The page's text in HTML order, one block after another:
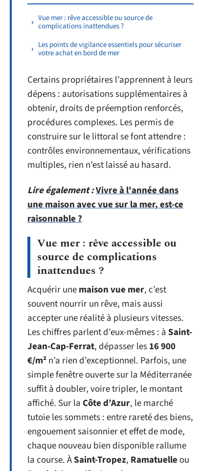
Vue mer : rêve accessible ou source de
complications inattendues ?
Les points de vigilance essentiels pour sécuriser
votre achat en bord de mer
Certains propriétaires l’apprennent à leurs
dépens : autorisations supplémentaires à
obtenir, droits de préemption renforcés,
procédures complexes. Les permis de
construire sur le littoral se font attendre :
contrôles environnementaux, vérifications
multiples, rien n’est laissé au hasard.
Lire également :Vivre à l'année dans
une maison avec vue sur la mer, est-ce
raisonnable ?
Vue mer : rêve accessible ou
source de complications
inattendues ?
Acquérir unemaison vue mer, c’est
souvent nourrir un rêve, mais aussi
accepter une réalité à plusieurs vitesses.
Les chiffres parlent d’eux-mêmes : àSaint-
Jean-Cap-Ferrat, dépasser les16 900
€/m²n’a rien d’exceptionnel. Parfois, une
simple fenêtre ouverte sur la Méditerranée
suffit à doubler, voire tripler, le montant
affiché. Sur la Côte d’Azur, le marché
tutoie les sommets : entre rareté des biens,
engouement saisonnier et effet de mode,
chaque nouveau bien disponible rallume
la course. ÀSaint-Tropez, Ramatuelle ou